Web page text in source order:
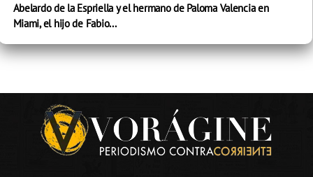
Abelardo de la Espriella y el hermano de Paloma Valencia en
Miami, el hijo de Fabio...